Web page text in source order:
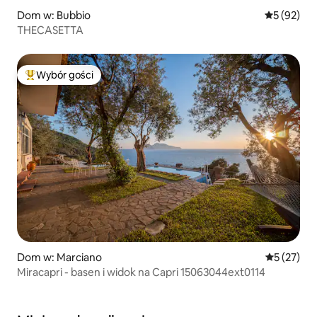
Dom w: Bubbio Średnia
5 (92)
THECASETTA
Najpopularniejsze z kategorii Wybór gości
Wybór gości
Dom w: Marciano Średnia
5 (27)
Miracapri - basen i widok na Capri 15063044ext0114